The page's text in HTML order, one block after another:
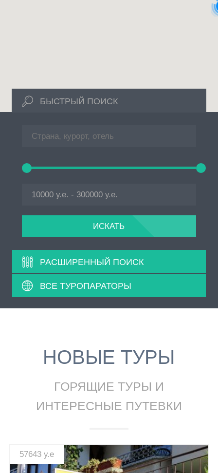
Бургас, Болгария: Отель Bulgaria 4*
Дубай, ОАЭ: Отель Burj Al Arab 5*
Дубай, ОАЭ: Citymax Hotel Bur Dubai 3*
Дубай, ОАЭ: Movenpick Hotel Deira 5*
Дубай, ОАЭ: Отель Atlantis The Palm 5*
Абу-Даби, ОАЭ: Отель The St. Regis Abu Dhabi 5*
Игало, Черногория: Отель Amor 2*
Ларнака, Кипр: Sveltos Hotel 3*
Несебр, Болгария: Saint George Hotel 3*
БЫСТРЫЙ ПОИСК
РАСШИРЕННЫЙ ПОИСК
ВСЕ ТУРОПАРАТОРЫ
НОВЫЕ ТУРЫ
ГОРЯЩИЕ ТУРЫ И
ИНТЕРЕСНЫЕ ПУТЕВКИ
57643 у.е